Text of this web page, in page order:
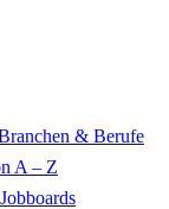
& Berufe
A – Z